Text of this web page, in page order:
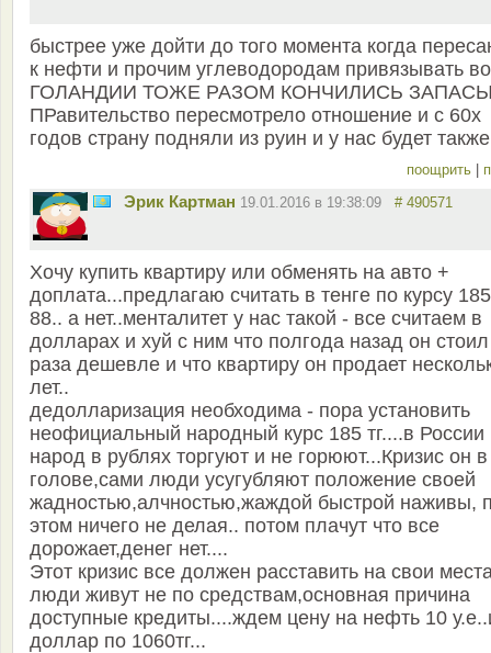
быстрее уже дойти до того момента когда
к нефти и прочим углеводородам привязывать
ГОЛАНДИИ ТОЖЕ РАЗОМ КОНЧИЛИСЬ
ПРавительство пересмотрело отношение и с 60х
годов страну подняли из руин и у нас будет также
поощрить |
Эрик Картман 19.01.2016 в 19:38:09 # 490571
Хочу купить квартиру или обменять на авто +
доплата...предлагаю считать в тенге по курсу
88.. а нет..менталитет у нас такой - все считаем в
долларах и хуй с ним что полгода назад он
раза дешевле и что квартиру он продает
лет..
дедолларизация необходима - пора установить
неофициальный народный курс 185 тг....в России
народ в рублях торгуют и не горюют...Кризис он в
голове,сами люди усугубляют положение своей
жадностью,алчностью,жаждой быстрой наживы,
этом ничего не делая.. потом плачут что все
дорожает,денег нет....
Этот кризис все должен расставить на свои
люди живут не по средствам,основная причина
доступные кредиты....ждем цену на нефть 10
доллар по 1060тг...